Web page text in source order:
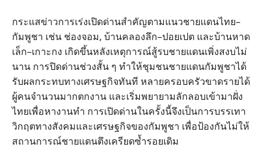
กระแสข่าวการเร่งเปิดด่านสำคัญตามแนวชายแดนไทย–
กัมพูชา เช่น ช่องจอม, บ้านคลองลึก–ปอยเปต และบ้านหาด
เล็ก–เกาะกง เกิดขึ้นหลังเหตุการณ์สู้รบชายแดนเพิ่งสงบไม่
นาน การปิดด่านช่วงสั้น ๆ ทำให้ชุมชนชายแดนกัมพูชาได้
รับผลกระทบทางเศรษฐกิจทันที หลายครอบครัวขาดรายได้
ผู้คนจำนวนมากตกงาน และเริ่มพยายามลักลอบเข้ามาฝั่ง
ไทยเพื่อหางานทำ การเปิดด่านในครั้งนี้จึงเป็นการบรรเทา
วิกฤตทางสังคมและเศรษฐกิจของกัมพูชา เพื่อป้องกันไม่ให้
สถานการณ์ชายแดนตึงเครียดซ้ำรอยเดิม